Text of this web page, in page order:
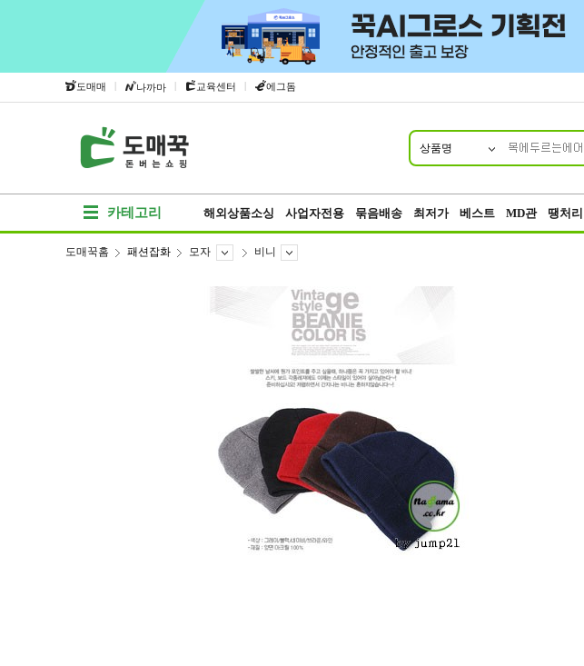
도매매 | 나까마 | 교육센터 | 에그돔
상품명
카테고리 해외상품소싱 사업자전용 묶음배송 최저가 베스트 MD관 땡처리
도매꾹홈 패션잡화 모자 비니